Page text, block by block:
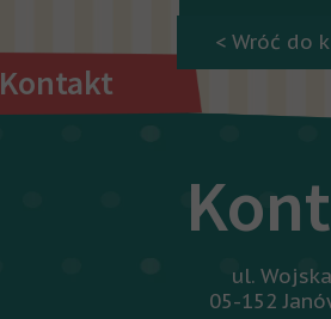
< Wróć do
Kontakt
ul.
05-152